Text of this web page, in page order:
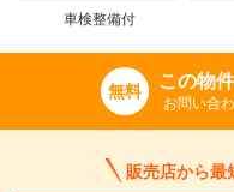
車検整備付
無料 この物
お問い合
販売店から最